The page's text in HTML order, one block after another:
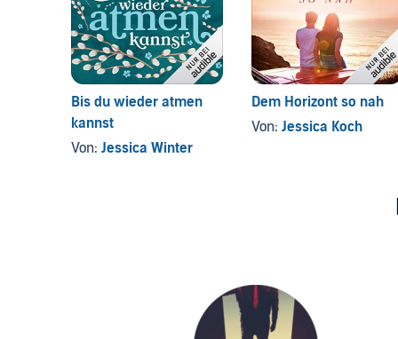
Bis du wieder atmen
kannst
Von: Jessica Winter
Dem Horizont so nah
Von: Jessica Koch